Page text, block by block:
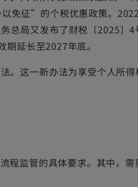
免征”的个税优惠政策。
总局又发布了财税〔2025〕
延长至2027年底。
。这一新办法为享受个人所
监管的具体要求。其中，需